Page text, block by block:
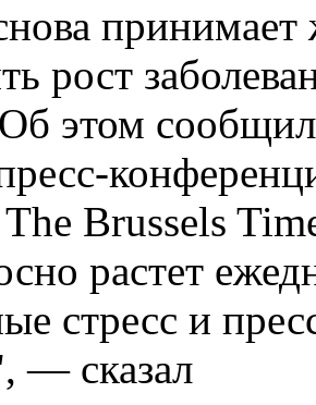
рост
этом
The Brussels
растет
стресс и
— сказал